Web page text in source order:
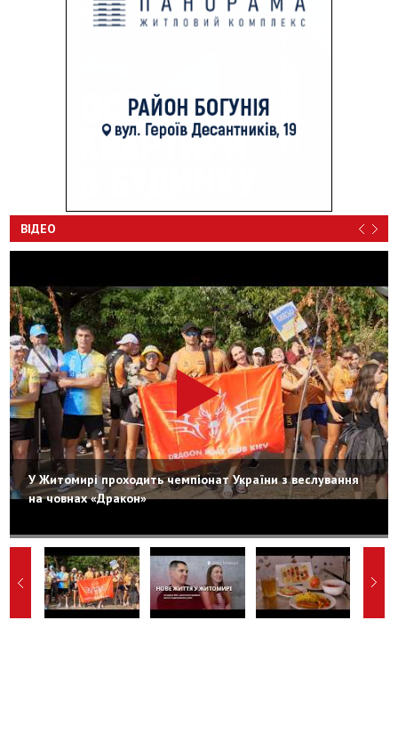
ВІДЕО
У Житомирі проходить чемпіонат України з веслування
на човнах «Дракон»